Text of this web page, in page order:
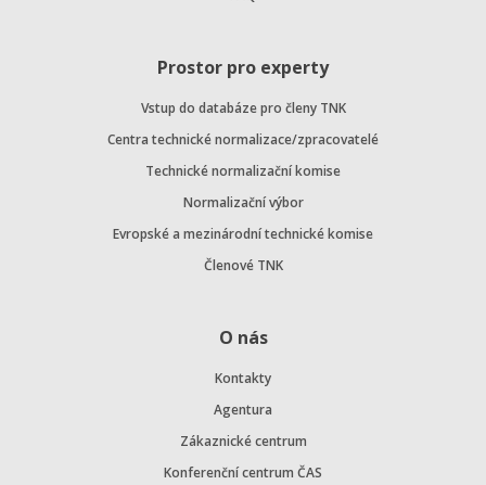
Prostor pro experty
Vstup do databáze pro členy TNK
Centra technické normalizace/zpracovatelé
Technické normalizační komise
Normalizační výbor
Evropské a mezinárodní technické komise
Členové TNK
O nás
Kontakty
Agentura
Zákaznické centrum
Konferenční centrum ČAS